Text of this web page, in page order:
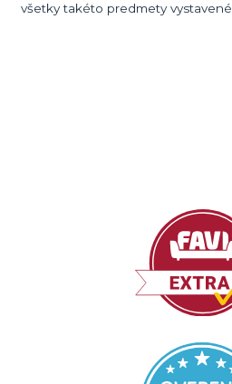
všetky takéto predmety vystavené.